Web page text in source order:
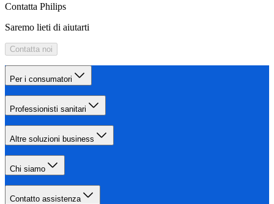
Contatta Philips
Saremo lieti di aiutarti
Contatta noi
Per i consumatori
Professionisti sanitari
Altre soluzioni business
Chi siamo
Contatto assistenza